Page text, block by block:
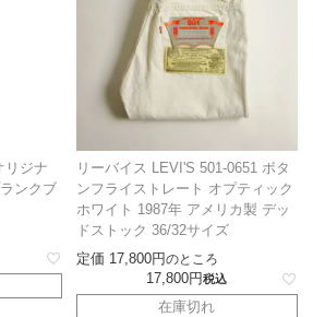
リジナ
ンクブ
リーバイス LEVI'S 501-0651 ボタ
ンフライストレート オプティック
ホワイト 1987年 アメリカ製 デッ
ドストック 36/32サイズ
定価 17,800 のところ
17,800 税込
在庫切れ